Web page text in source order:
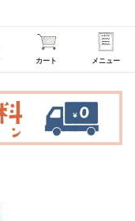
カート メニュー